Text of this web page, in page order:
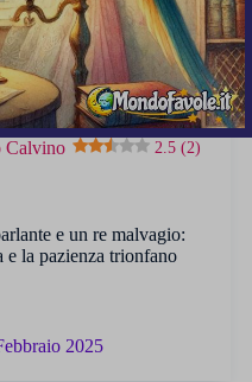
Calvino 2.5 (2)
e un re malvagio:
e la pazienza trionfano
2025